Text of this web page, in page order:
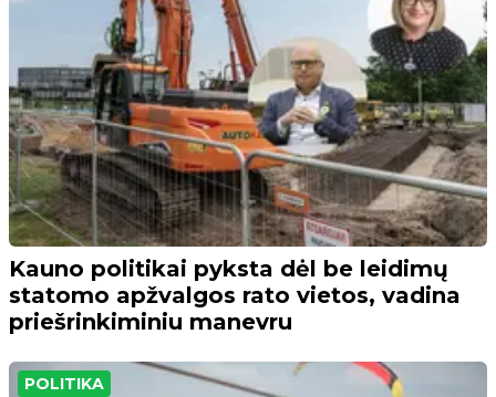
Kauno politikai pyksta dėl be leidimų
statomo apžvalgos rato vietos, vadina
priešrinkiminiu manevru
POLITIKA